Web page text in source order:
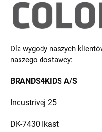
Dla wygody naszych
naszego dostawcy:
BRANDS4KIDS A/S
Industrivej 25
DK-7430 Ikast